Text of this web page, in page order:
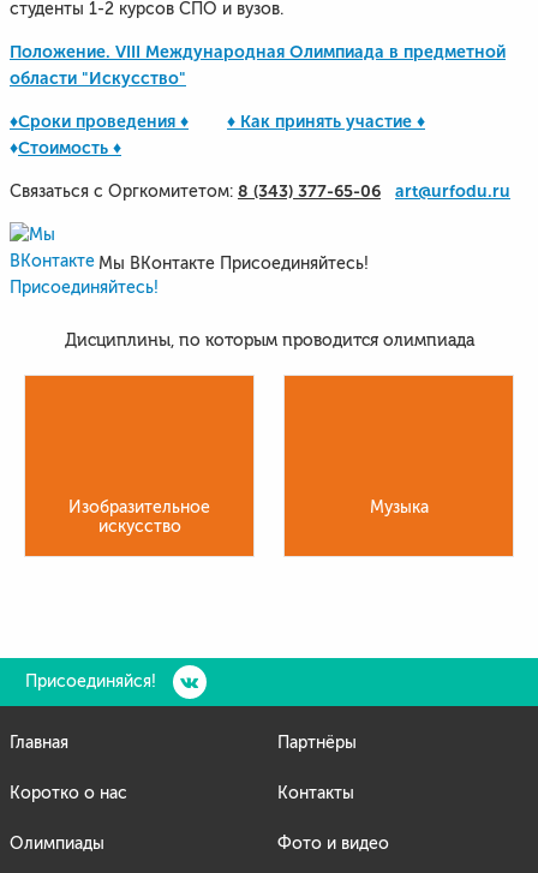
студенты 1-2 курсов СПО и вузов.
Положение. VIII Международная Олимпиада в предметной
области "Искусство"
♦Сроки проведения ♦
♦ Как принять участие ♦
♦Стоимость ♦
Связаться с Оргкомитетом: 8 (343) 377-65-06 art@urfodu.ru
Мы ВКонтакте Присоединяйтесь!
Дисциплины, по которым проводится олимпиада
Изобразительное
искусство
Музыка
Присоединяйся!
Главная
Коротко о нас
Олимпиады
Партнёры
Контакты
Фото и видео